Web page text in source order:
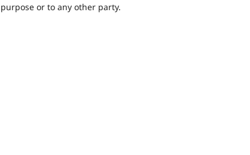
or to any other party.